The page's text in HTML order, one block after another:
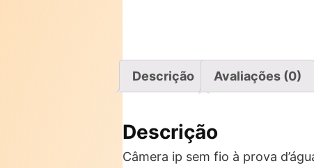
Descrição Avaliações (0)
Descrição
Câmera ip sem fio à prova